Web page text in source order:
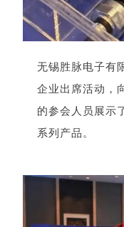
无锡胜脉电子有
企业出席活动，
的参会人员展示
系列产品。